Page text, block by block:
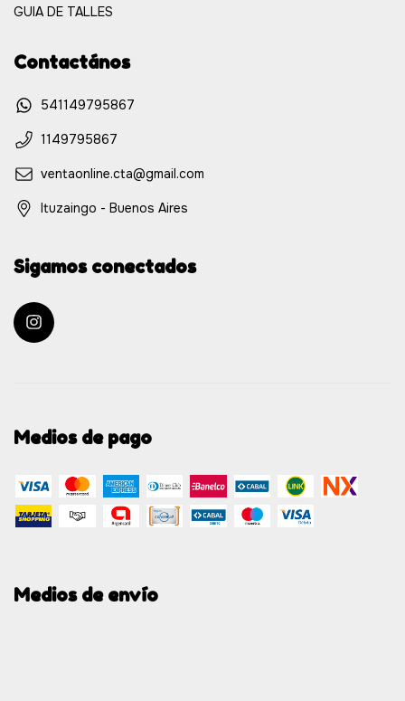
GUIA DE TALLES
Contactános
541149795867
1149795867
ventaonline.cta@gmail.com
Ituzaingo - Buenos Aires
Sigamos conectados
Medios de pago
Medios de envío